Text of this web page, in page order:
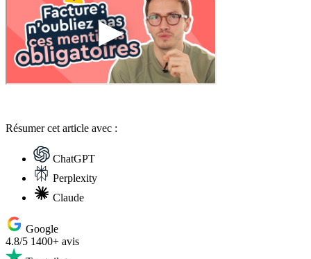
Résumercet article avec :
ChatGPT
Perplexity
Claude
Google
4.8/5 1400+ avis